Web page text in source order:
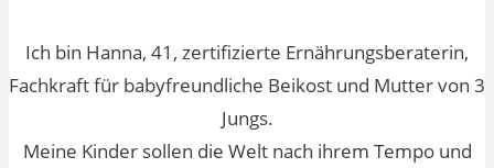
Ich bin Hanna, 41, zertifizierte Ernährungsberaterin,
Fachkraft für babyfreundliche Beikost und Mutter von 3
Jungs.
Meine Kinder sollen die Welt nach ihrem Tempo und